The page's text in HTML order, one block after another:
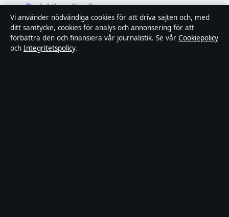
Redaktionell policy
Rättelsepolicy
Faktagranskningspolicy
Vi använder nödvändiga cookies för att driva sajten och, med
ditt samtycke, cookies för analys och annonsering för att
förbättra den och finansiera vår journalistik. Se vår Cookiepolicy
och Integritetspolicy.